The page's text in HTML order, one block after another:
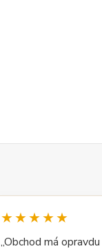
★★★★★
„Obchod má